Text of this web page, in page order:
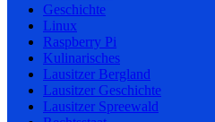
Geschichte
Linux
Raspberry Pi
Kulinarisches
Lausitzer Bergland
Lausitzer Geschichte
Lausitzer Spreewald